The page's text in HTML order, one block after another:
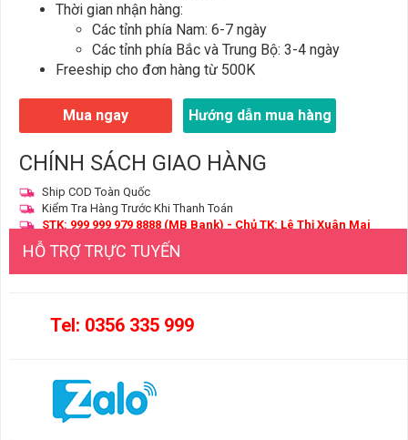
Thời gian nhận hàng:
Các tỉnh phía Nam: 6-7 ngày
Các tỉnh phía Bắc và Trung Bộ: 3-4 ngày
Freeship cho đơn hàng từ 500K
Mua ngay Hướng dẫn mua hàng
CHÍNH SÁCH GIAO HÀNG
Ship COD Toàn Quốc
Kiểm Tra Hàng Trước Khi Thanh Toán
STK: 999 999 979 8888 (MB Bank) - Chủ TK: Lê Thị Xuân Mai
HỖ TRỢ TRỰC TUYẾN
Tel: 0356 335 999